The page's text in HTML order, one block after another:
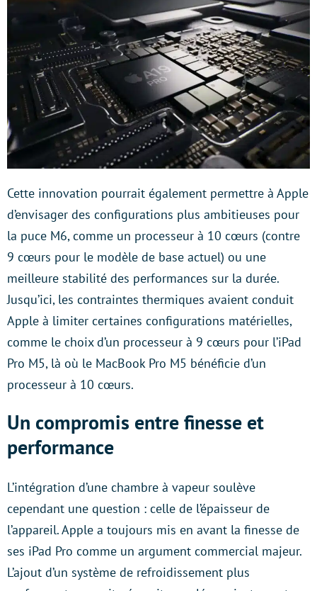
Cette innovation pourrait également permettre à Apple
d’envisager des configurations plus ambitieuses pour
la puce M6, comme un processeur à 10 cœurs (contre
9 cœurs pour le modèle de base actuel) ou une
meilleure stabilité des performances sur la durée.
Jusqu’ici, les contraintes thermiques avaient conduit
Apple à limiter certaines configurations matérielles,
comme le choix d’un processeur à 9 cœurs pour l’iPad
Pro M5, là où le MacBook Pro M5 bénéficie d’un
processeur à 10 cœurs.
Un compromis entre finesse et
performance
L’intégration d’une chambre à vapeur soulève
cependant une question : celle de l’épaisseur de
l’appareil. Apple a toujours mis en avant la finesse de
ses iPad Pro comme un argument commercial majeur.
L’ajout d’un système de refroidissement plus